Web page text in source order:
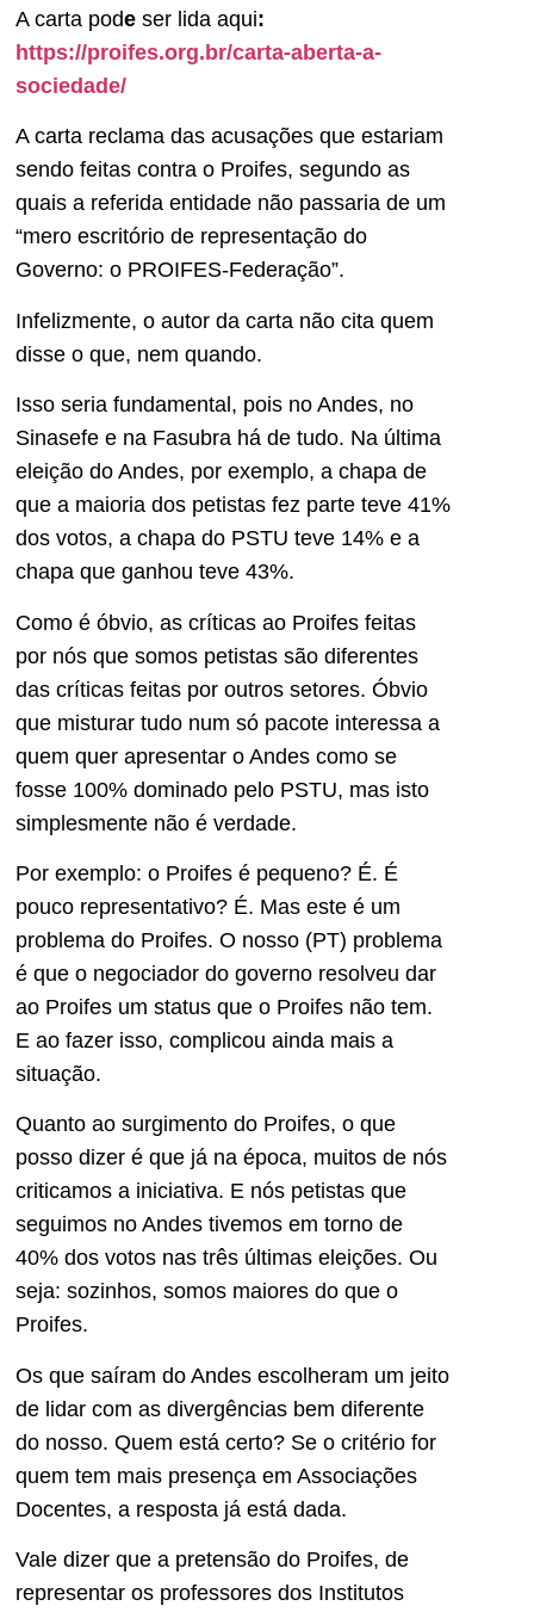
A carta pode ser lida aqui:
https://proifes.org.br/carta-aberta-a-
sociedade/
A carta reclama das acusações que estariam
sendo feitas contra o Proifes, segundo as
quais a referida entidade não passaria de um
“mero escritório de representação do
Governo: o PROIFES-Federação”.
Infelizmente, o autor da carta não cita quem
disse o que, nem quando.
Isso seria fundamental, pois no Andes, no
Sinasefe e na Fasubra há de tudo. Na última
eleição do Andes, por exemplo, a chapa de
que a maioria dos petistas fez parte teve 41%
dos votos, a chapa do PSTU teve 14% e a
chapa que ganhou teve 43%.
Como é óbvio, as críticas ao Proifes feitas
por nós que somos petistas são diferentes
das críticas feitas por outros setores. Óbvio
que misturar tudo num só pacote interessa a
quem quer apresentar o Andes como se
fosse 100% dominado pelo PSTU, mas isto
simplesmente não é verdade.
Por exemplo: o Proifes é pequeno? É. É
pouco representativo? É. Mas este é um
problema do Proifes. O nosso (PT) problema
é que o negociador do governo resolveu dar
ao Proifes um status que o Proifes não tem.
E ao fazer isso, complicou ainda mais a
situação.
Quanto ao surgimento do Proifes, o que
posso dizer é que já na época, muitos de nós
criticamos a iniciativa. E nós petistas que
seguimos no Andes tivemos em torno de
40% dos votos nas três últimas eleições. Ou
seja: sozinhos, somos maiores do que o
Proifes.
Os que saíram do Andes escolheram um jeito
de lidar com as divergências bem diferente
do nosso. Quem está certo? Se o critério for
quem tem mais presença em Associações
Docentes, a resposta já está dada.
Vale dizer que a pretensão do Proifes, de
representar os professores dos Institutos